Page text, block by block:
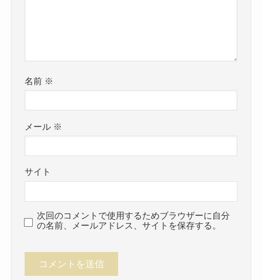
名前 ※
メール ※
サイト
次回のコメントで使用するためブラウザーに自分
の名前、メールアドレス、サイトを保存する。